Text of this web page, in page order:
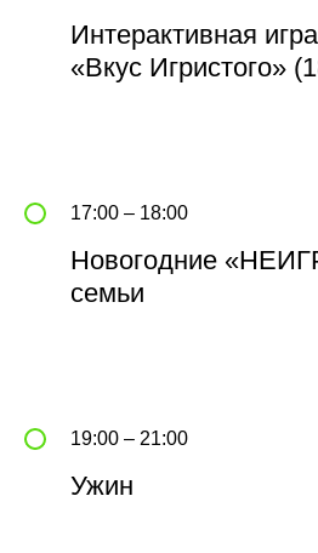
Интерактивная
«Вкус Игристого»
17:00 – 18:00
Новогодние
семьи
19:00 – 21:00
Ужин